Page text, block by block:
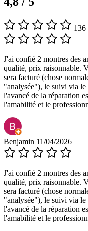
136
J'ai confié 2 montres des
qualité, prix raisonnable.
sera facturé (chose
"analysée"), le suivi via
l'avancé de la réparation
l'amabilité et le
Benjamin 11/04/2026
J'ai confié 2 montres des
qualité, prix raisonnable.
sera facturé (chose
"analysée"), le suivi via
l'avancé de la réparation
l'amabilité et le